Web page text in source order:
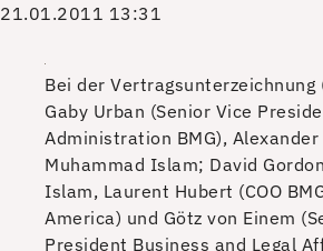
21.01.2011 13:31
Bei der Vertragsunterzeichnung
Gaby Urban (Senior Vice
Administration BMG), Alexander
Muhammad Islam; David
Islam, Laurent Hubert (COO
America) und Götz von Einem
President Business and Legal